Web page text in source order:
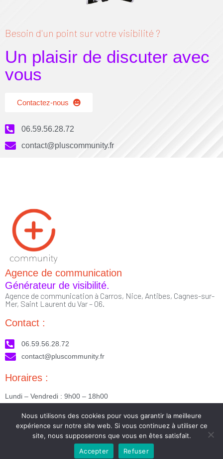
Besoin d'un point sur votre visibilité ?
Un plaisir de discuter avec
vous
Contactez-nous
06.59.56.28.72
contact@pluscommunity.fr
Agence de communication
Générateur de visibilité.
Agence de communication à Carros, Nice, Antibes, Cagnes-sur-
Mer, Saint Laurent du Var – 06.
Contact :
06.59.56.28.72
contact@pluscommunity.fr
Horaires :
Lundi – Vendredi : 9h00 – 18h00
Nous suivre :
Nous utilisons des cookies pour vous garantir la meilleure
expérience sur notre site web. Si vous continuez à utiliser ce
site, nous supposerons que vous en êtes satisfait.
Accepter
Refuser